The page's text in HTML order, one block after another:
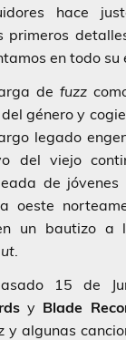
hace
primeros
en todo su
de fuzz
género y
legado
del viejo
de jóvenes
oeste
un bautizo a
.
15 de
y Blade
y algunas